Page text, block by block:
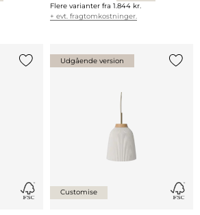
Flere varianter fra 1.844 kr.
+ evt. fragtomkostninger.
Udgående version
Customise